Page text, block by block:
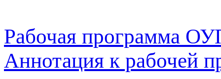
Рабочая программа
Аннотация к рабочей